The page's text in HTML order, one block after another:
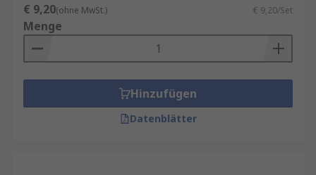
€ 9,20(ohne MwSt.) € 9,20/Set
Menge
Hinzufügen
Datenblätter